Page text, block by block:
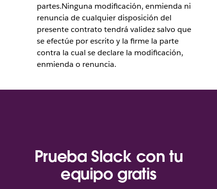
partes.Ninguna modificación, enmienda ni
renuncia de cualquier disposición del
presente contrato tendrá validez salvo que
se efectúe por escrito y la firme la parte
contra la cual se declare la modificación,
enmienda o renuncia.
Prueba Slack con tu
equipo gratis